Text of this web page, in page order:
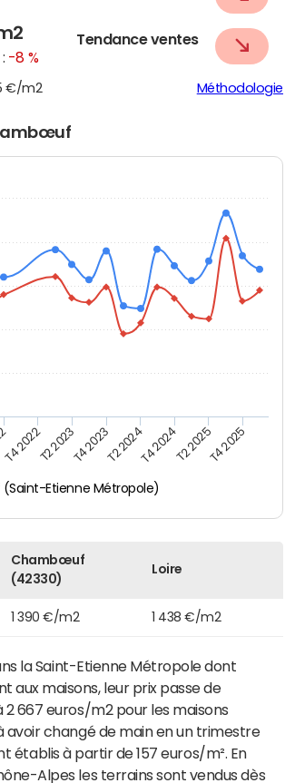
-8 %
Tendance ventes
€/m2 Méthodologie
Etienne Métropole)
T4 2022T2 2023T4 2023T2 2024T4 2024T2 2025T4 2025
Chambœuf
(42330)
Loire
1 390 €/m2 1 438 €/m2
la Saint-Etienne Métropole dont
aux maisons, leur prix passe de
667 euros/m2 pour les maisons
avoir changé de main en un trimestre
établis à partir de 157 euros/m². En
Alpes les terrains sont vendus dès